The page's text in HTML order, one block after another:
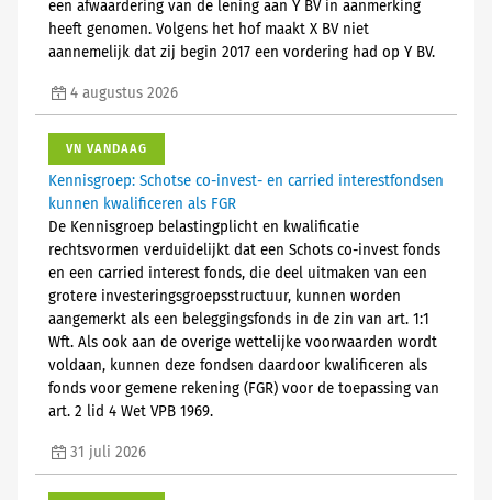
een afwaardering van de lening aan Y BV in aanmerking
heeft genomen. Volgens het hof maakt X BV niet
aannemelijk dat zij begin 2017 een vordering had op Y BV.
4 augustus 2026
VN VANDAAG
Kennisgroep: Schotse co-invest- en carried interestfondsen
kunnen kwalificeren als FGR
De Kennisgroep belastingplicht en kwalificatie
rechtsvormen verduidelijkt dat een Schots co-invest fonds
en een carried interest fonds, die deel uitmaken van een
grotere investeringsgroepsstructuur, kunnen worden
aangemerkt als een beleggingsfonds in de zin van art. 1:1
Wft. Als ook aan de overige wettelijke voorwaarden wordt
voldaan, kunnen deze fondsen daardoor kwalificeren als
fonds voor gemene rekening (FGR) voor de toepassing van
art. 2 lid 4 Wet VPB 1969.
31 juli 2026